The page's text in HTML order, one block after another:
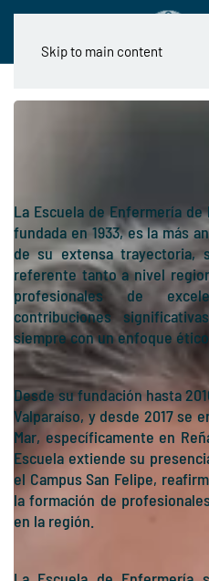
Skip to main content
La Escuela de Enfermería
fundada en 1933, es la más
de su extensa trayectoria,
referente tanto a nivel
profesionales de
contribuciones
siempre con un enfoque
Desde su fundación hasta
Valparaíso, y desde 2017 se
Mar, específicamente en
Escuela extiende su
el Campus San Felipe,
la formación de
en la región.